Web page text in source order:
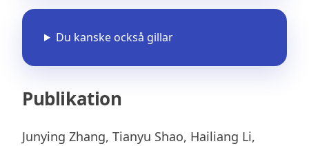
Du kanske också gillar
Publikation
Junying Zhang, Tianyu Shao, Hailiang Li,